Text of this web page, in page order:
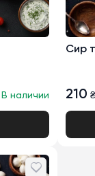
В наличии
Сир
210 ₴